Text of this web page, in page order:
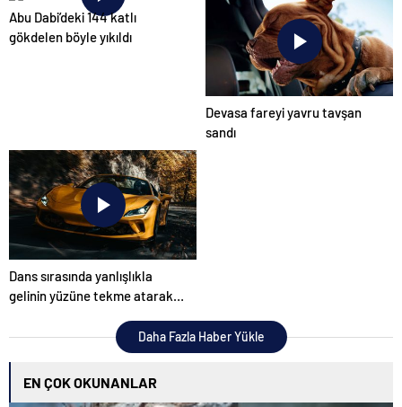
Abu Dabi’deki 144 katlı
gökdelen böyle yıkıldı
Devasa fareyi yavru tavşan
sandı
Dans sırasında yanlışlıkla
gelinin yüzüne tekme atarak
Daha Fazla Haber Yükle
EN ÇOK OKUNANLAR